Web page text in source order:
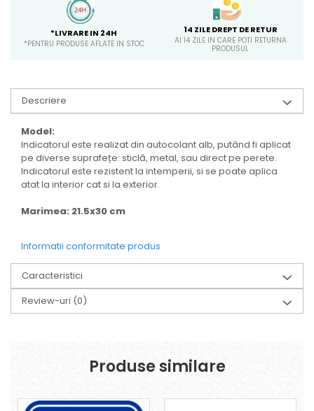
*LIVRARE IN 24H
*PENTRU PRODUSE AFLATE IN STOC
14 ZILE DREPT DE RETUR
AI 14 ZILE IN CARE POTI RETURNA
PRODUSUL
Descriere
Model:
Indicatorul este realizat din autocolant alb, putând fi aplicat
pe diverse suprafețe: sticlă, metal, sau direct pe perete.
Indicatorul este rezistent la intemperii, si se poate aplica
atat la interior cat si la exterior.
Marimea: 21.5x30 cm
Informatii conformitate produs
Caracteristici
Review-uri (0)
Produse similare